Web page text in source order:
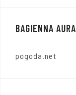
BAGIENNA AURA
pogoda.net